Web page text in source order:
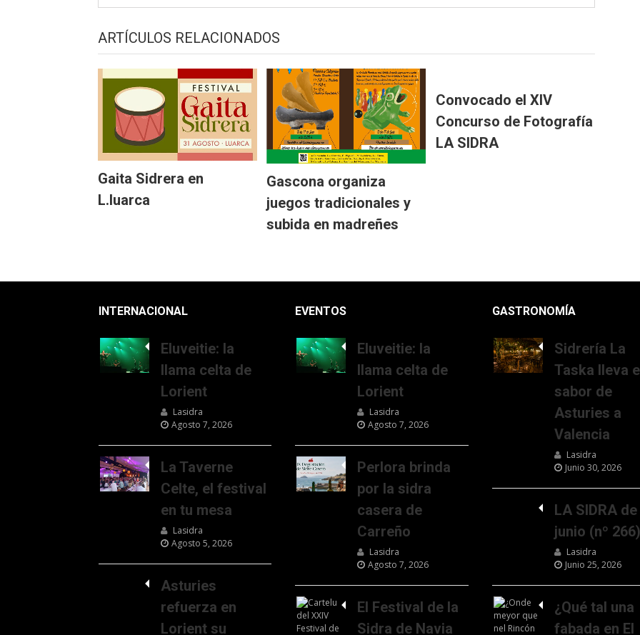
ARTÍCULOS RELACIONADOS
Gaita Sidrera en
L.luarca
Gascona organiza
juegos tradicionales y
subida en madreñes
Convocado el XIV
Concurso de Fotografía
LA SIDRA
INTERNACIONAL
Eluveitie: la
llama celta de
Lorient
Lasidra
Agosto 7, 2026
La Taverne
Celte, el festival
en tu mesa
Lasidra
Agosto 5, 2026
Asturies
refuerza en
Lorient su
EVENTOS
Eluveitie: la
llama celta de
Lorient
Lasidra
Agosto 7, 2026
Perlora brinda
por la sidra
casera de
Carreño
Lasidra
Agosto 7, 2026
El Festival de la
Sidra de Navia
GASTRONOMÍA
Sidrería La
Taska lleva el
sabor de
Asturies a
Valencia
Lasidra
Junio 30, 2026
LA SIDRA de
junio (nº 266)
Lasidra
Junio 25, 2026
¿Qué tal una
fabada en El